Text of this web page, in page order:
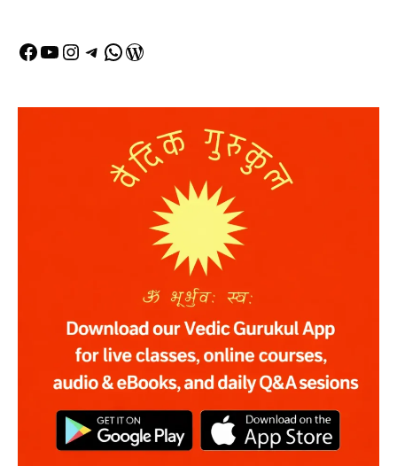
Facebook
YouTube
Instagram
Telegram
WhatsApp
WordPress